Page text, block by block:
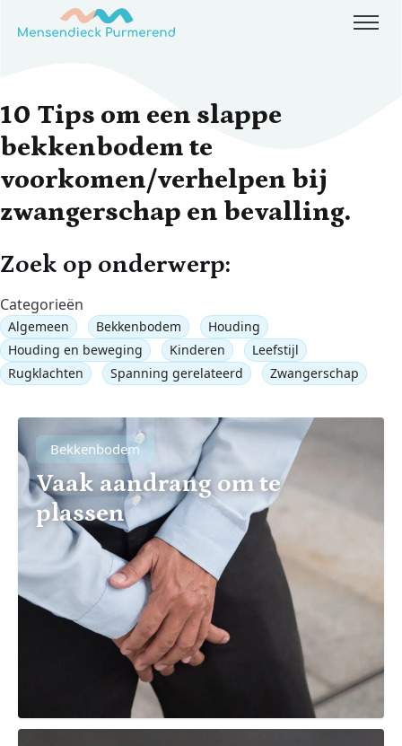
Skip to content
10 Tips om een slappe
bekkenbodem te
voorkomen/verhelpen bij
zwangerschap en bevalling.
Zoek op onderwerp:
Categorieën
Algemeen Bekkenbodem
Houding
Houding en beweging
Kinderen
Leefstijl
Rugklachten
Spanning gerelateerd Zwangerschap
Bekkenbodem
Vaak aandrang om te
plassen